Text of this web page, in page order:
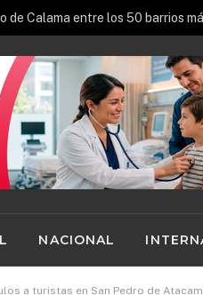
NACIONAL
a turistas en San Pedro de